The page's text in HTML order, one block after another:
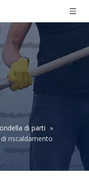
di parti »
riscaldamento